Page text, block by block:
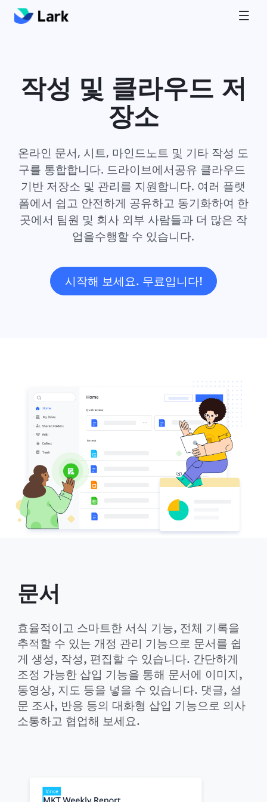
작성 및 클라우드 저
장소
온라인 문서, 시트, 마인드노트 및 기타 작성 도
구를 통합합니다. 드라이브에서공유 클라우드
기반 저장소 및 관리를 지원합니다. 여러 플랫
폼에서 쉽고 안전하게 공유하고 동기화하여 한
곳에서 팀원 및 회사 외부 사람들과 더 많은 작
업을수행할 수 있습니다.
시작해 보세요. 무료입니다!
문서
효율적이고 스마트한 서식 기능, 전체 기록을
추적할 수 있는 개정 관리 기능으로 문서를 쉽
게 생성, 작성, 편집할 수 있습니다. 간단하게
조정 가능한 삽입 기능을 통해 문서에 이미지,
동영상, 지도 등을 넣을 수 있습니다. 댓글, 설
문 조사, 반응 등의 대화형 삽입 기능으로 의사
소통하고 협업해 보세요.